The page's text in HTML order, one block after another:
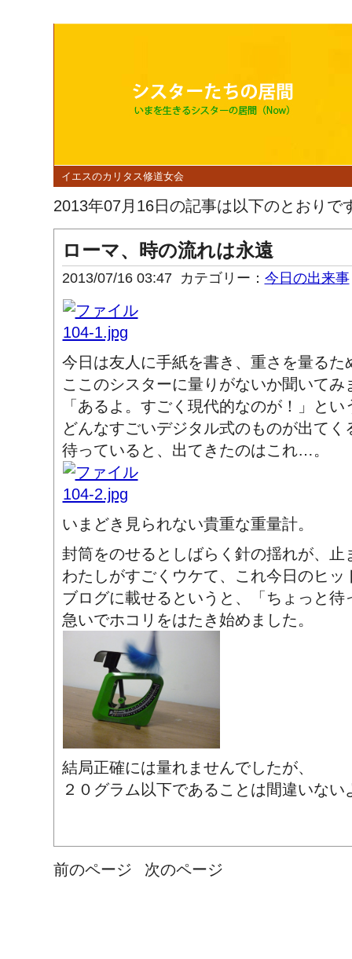
イエスのカリタス修道女会
2013年07月16日の記事は以下のとおりで
ローマ、時の流れは永遠
2013/07/16 03:47 カテゴリー： 今日の出来事
今日は友人に手紙を書き、重さを量るた
ここのシスターに量りがないか聞いてみ
「あるよ。すごく現代的なのが！」とい
どんなすごいデジタル式のものが出てく
待っていると、出てきたのはこれ…。
いまどき見られない貴重な重量計。
封筒をのせるとしばらく針の揺れが、止
わたしがすごくウケて、これ今日のヒッ
ブログに載せるというと、「ちょっと待
急いでホコリをはたき始めました。
結局正確には量れませんでしたが、
２０グラム以下であることは間違いない
前のページ 次のページ